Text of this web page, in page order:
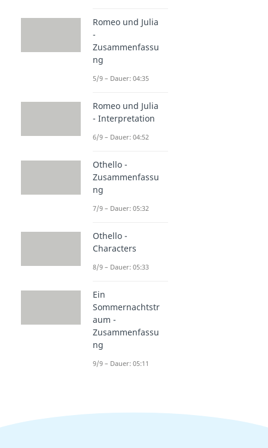
Romeo und Julia
-
Zusammenfassu
ng
5/9 – Dauer: 04:35
Romeo und Julia
- Interpretation
6/9 – Dauer: 04:52
Othello -
Zusammenfassu
ng
7/9 – Dauer: 05:32
Othello -
Characters
8/9 – Dauer: 05:33
Ein
Sommernachtstr
aum -
Zusammenfassu
ng
9/9 – Dauer: 05:11